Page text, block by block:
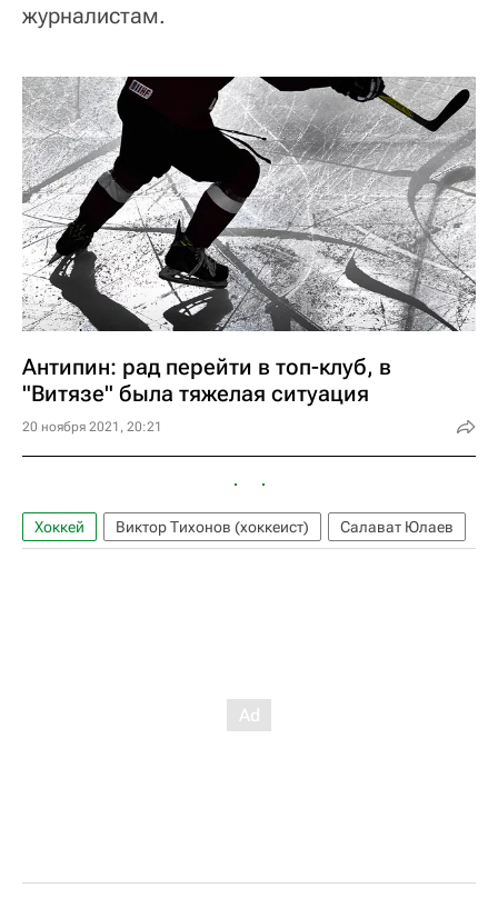
журналистам.
Антипин: рад перейти в топ-клуб, в
"Витязе" была тяжелая ситуация
20 ноября 2021, 20:21
Хоккей Виктор Тихонов (хоккеист) Салават Юлаев